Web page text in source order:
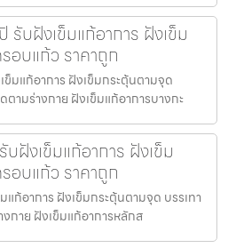
รับฝังเข็มแก้อาการ ฝังเข็ม
อบแก้ว ราคาถูก
ข็มแก้อาการ ฝังเข็มกระตุ้นตามจุด
ตามร่างกาย ฝังเข็มแก้อาการบางกะ
ฝังเข็มแก้อาการ ฝังเข็ม
อบแก้ว ราคาถูก
ก้อาการ ฝังเข็มกระตุ้นตามจุด บรรเทา
กาย ฝังเข็มแก้อาการหลักส